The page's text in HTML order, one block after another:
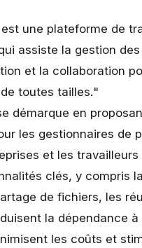
une plateforme de
assiste la gestion
et la collaboration
toutes tailles."
démarque en
les gestionnaires de
et les travailleurs
clés, y compris
de fichiers, les
la dépendance
les coûts et